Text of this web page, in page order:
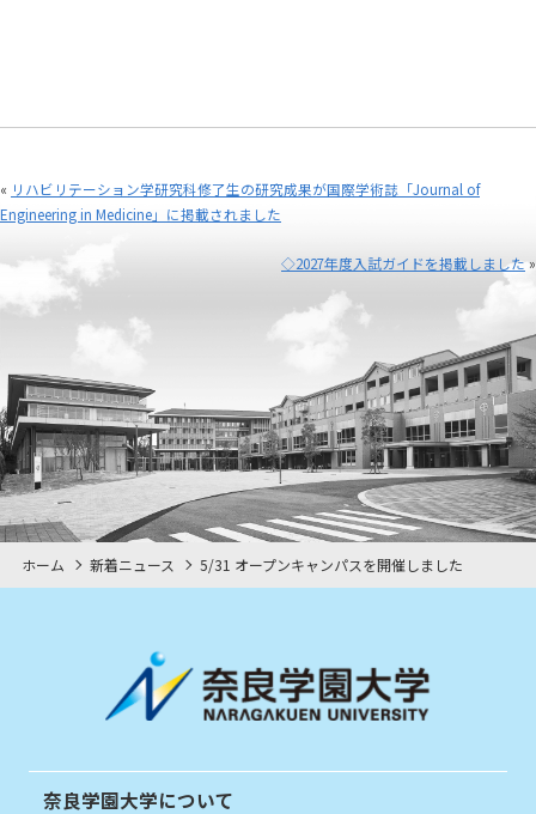
« リハビリテーション学研究科修了生の研究成果が国際学術誌「Journal of
Engineering in Medicine」に掲載されました
◇2027年度入試ガイドを掲載しました »
ホーム 新着ニュース 5/31 オープンキャンパスを開催しました
奈良学園大学について